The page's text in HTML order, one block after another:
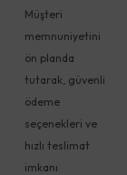
Müşteri
memnuniyetini
ön planda
tutarak, güvenli
ödeme
seçenekleri ve
hızlı teslimat
imkanı